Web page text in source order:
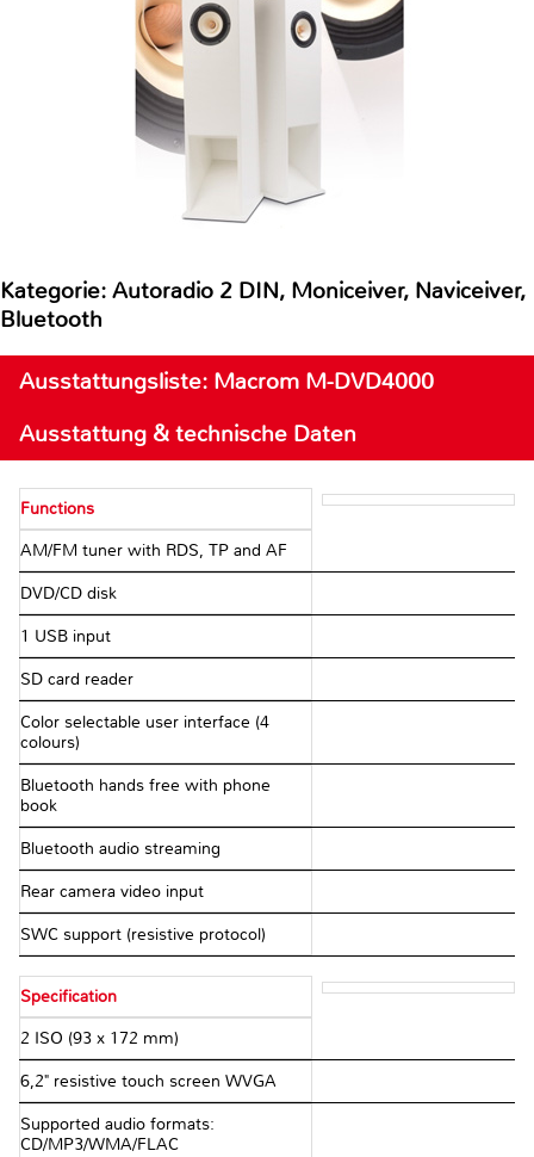
Kategorie: Autoradio 2 DIN, Moniceiver, Naviceiver,
Bluetooth
Ausstattungsliste: Macrom M-DVD4000
Ausstattung & technische Daten
Functions
AM/FM tuner with RDS, TP and AF
DVD/CD disk
1 USB input
SD card reader
Color selectable user interface (4
colours)
Bluetooth hands free with phone
book
Bluetooth audio streaming
Rear camera video input
SWC support (resistive protocol)
Specification
2 ISO (93 x 172 mm)
6,2" resistive touch screen WVGA
Supported audio formats:
CD/MP3/WMA/FLAC